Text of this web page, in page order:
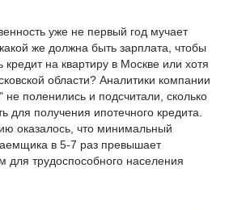
уже не первый год мучает
же должна быть зарплата, чтобы
кредит на квартиру в Москве или хотя
области? Аналитики компании
поленились и подсчитали, сколько
для получения ипотечного кредита.
оказалось, что минимальный
в 5-7 раз превышает
трудоспособного населения